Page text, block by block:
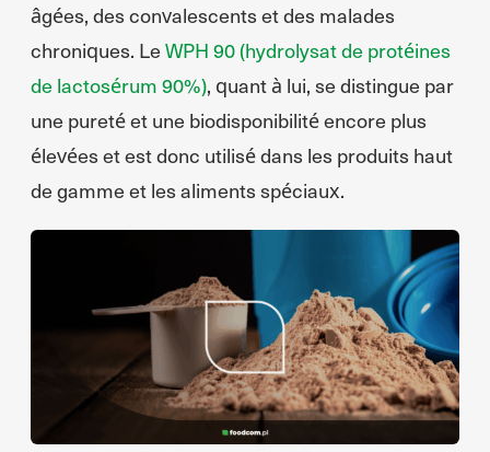
âgées, des convalescents et des malades
chroniques. Le WPH 90 (hydrolysat de protéines
de lactosérum 90%), quant à lui, se distingue par
une pureté et une biodisponibilité encore plus
élevées et est donc utilisé dans les produits haut
de gamme et les aliments spéciaux.